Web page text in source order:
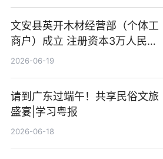
文安县英开木材经营部（个体工
商户）成立 注册资本3万人民币
新要闻
2026-06-19
请到广东过端午！共享民俗文旅
盛宴|学习粤报
2026-06-18